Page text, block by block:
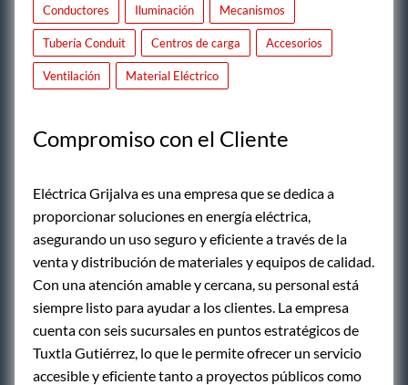
Conductores Iluminación Mecanismos
Tubería Conduit Centros de carga Accesorios
Ventilación Material Eléctrico
Compromiso con el Cliente
Eléctrica Grijalva es una empresa que se dedica a
proporcionar soluciones en energía eléctrica,
asegurando un uso seguro y eficiente a través de la
venta y distribución de materiales y equipos de calidad.
Con una atención amable y cercana, su personal está
siempre listo para ayudar a los clientes. La empresa
cuenta con seis sucursales en puntos estratégicos de
Tuxtla Gutiérrez, lo que le permite ofrecer un servicio
accesible y eficiente tanto a proyectos públicos como